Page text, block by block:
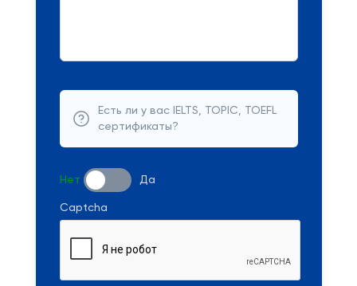
Есть ли у вас IELTS, TOPIC, TOEFL
сертификаты?
Нет Да
Captcha